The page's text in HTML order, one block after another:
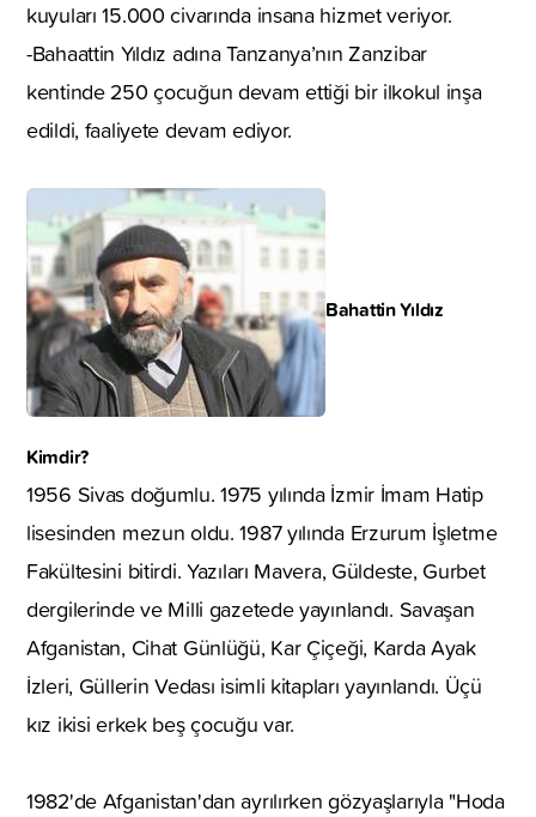
kuyuları 15.000 civarında insana hizmet veriyor.
-Bahaattin Yıldız adına Tanzanya’nın Zanzibar
kentinde 250 çocuğun devam ettiği bir ilkokul inşa
edildi, faaliyete devam ediyor.
Bahattin Yıldız
Kimdir?
1956 Sivas doğumlu. 1975 yılında İzmir İmam Hatip
lisesinden mezun oldu. 1987 yılında Erzurum İşletme
Fakültesini bitirdi. Yazıları Mavera, Güldeste, Gurbet
dergilerinde ve Milli gazetede yayınlandı. Savaşan
Afganistan, Cihat Günlüğü, Kar Çiçeği, Karda Ayak
İzleri, Güllerin Vedası isimli kitapları yayınlandı. Üçü
kız ikisi erkek beş çocuğu var.
1982'de Afganistan'dan ayrılırken gözyaşlarıyla "Hoda